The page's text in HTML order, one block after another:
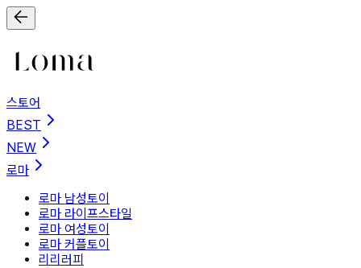
스토어
BEST
NEW
로마
로마 남성토이
로마 라이프스타일
로마 여성토이
로마 커플토이
리리러피